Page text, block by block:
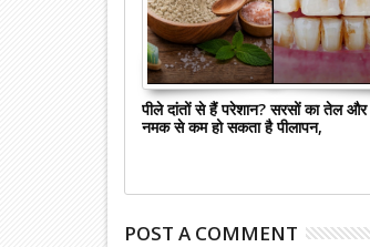
पीले दांतों से हैं परेशान? सरसों का तेल और
नमक से कम हो सकता है पीलापन,
POST A COMMENT